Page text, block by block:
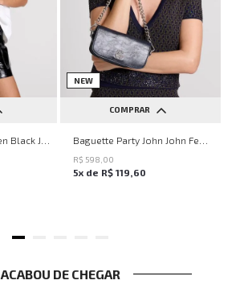
NEW
COMPRAR
UN
R$ 598 00
5x de R$ 119 60
ACABOU DE CHEGAR